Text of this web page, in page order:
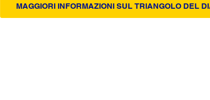
MAGGIORI INFORMAZIONI SUL TRIANGOLO DEL